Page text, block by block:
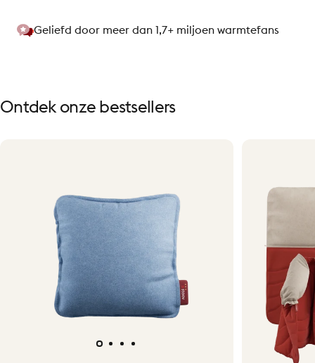
Geliefd door meer dan 1,7+ miljoen warmtefans
Ontdek onze bestsellers